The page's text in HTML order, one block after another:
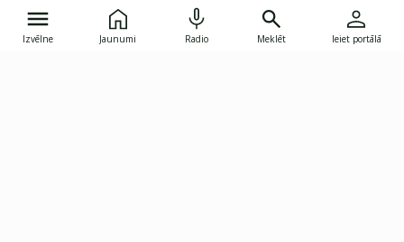
Izvēlne Jaunumi Radio Meklēt Ieiet portālā